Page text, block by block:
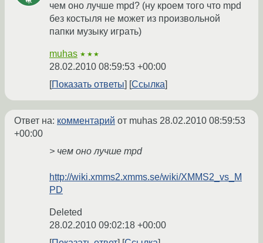
чем оно лучше mpd? (ну кроем того что mpd
без костыля не может из произвольной
папки музыку играть)
muhas ★★★
28.02.2010 08:59:53 +00:00
Показать ответы
Ссылка
Ответ на: комментарий от muhas 28.02.2010 08:59:53
+00:00
> чем оно лучше mpd
http://wiki.xmms2.xmms.se/wiki/XMMS2_vs_M
PD
Deleted
28.02.2010 09:02:18 +00:00